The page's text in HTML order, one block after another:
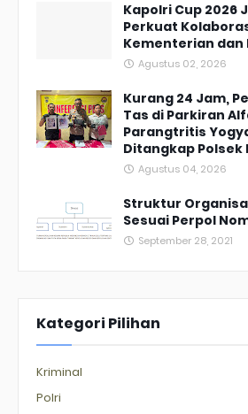
Kapolri Cup 2026
Perkuat
Kementerian dan
Agustus 02, 2026
Kurang 24 Jam,
Tas di Parkiran
Parangtritis
Ditangkap
Agustus 04, 2026
Struktur
Sesuai Perpol
September 28, 2021
Kategori Pilihan
Kriminal
Polri